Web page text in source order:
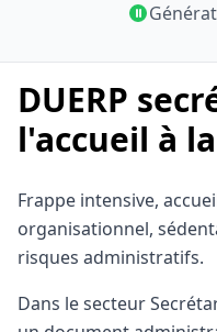
DUERP
l'accueil à
Frappe intensive,
organisationnel,
risques administratifs.
Dans le secteur